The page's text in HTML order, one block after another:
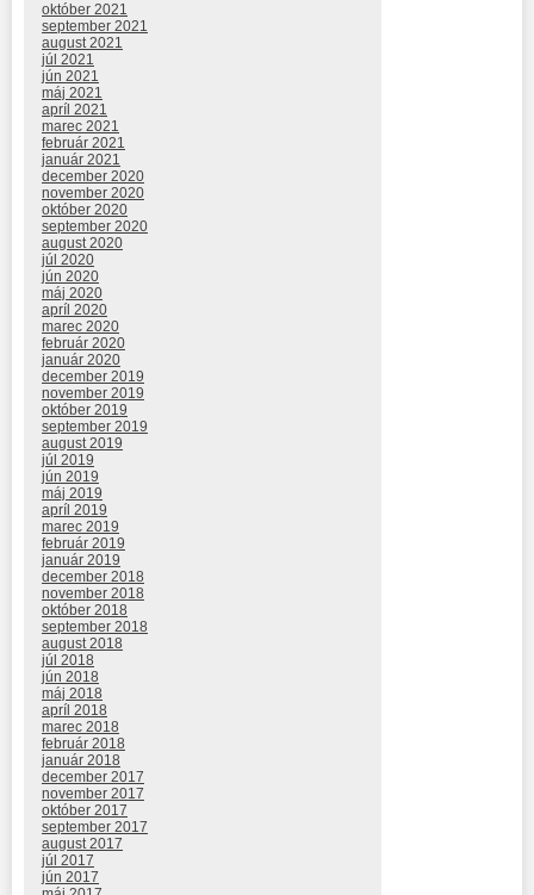
október 2021
september 2021
august 2021
júl 2021
jún 2021
máj 2021
apríl 2021
marec 2021
február 2021
január 2021
december 2020
november 2020
október 2020
september 2020
august 2020
júl 2020
jún 2020
máj 2020
apríl 2020
marec 2020
február 2020
január 2020
december 2019
november 2019
október 2019
september 2019
august 2019
júl 2019
jún 2019
máj 2019
apríl 2019
marec 2019
február 2019
január 2019
december 2018
november 2018
október 2018
september 2018
august 2018
júl 2018
jún 2018
máj 2018
apríl 2018
marec 2018
február 2018
január 2018
december 2017
november 2017
október 2017
september 2017
august 2017
júl 2017
jún 2017